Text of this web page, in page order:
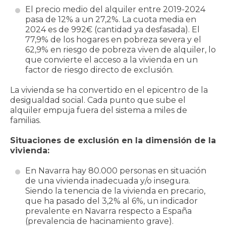
El precio medio del alquiler entre 2019-2024
pasa de 12% a un 27,2%. La cuota media en
2024 es de 992€ (cantidad ya desfasada). El
77,9% de los hogares en pobreza severa y el
62,9% en riesgo de pobreza viven de alquiler, lo
que convierte el acceso a la vivienda en un
factor de riesgo directo de exclusión.
La vivienda se ha convertido en el epicentro de la
desigualdad social. Cada punto que sube el
alquiler empuja fuera del sistema a miles de
familias.
Situaciones de exclusión en la dimensión de la
vivienda:
En Navarra hay 80.000 personas en situación
de una vivienda inadecuada y/o insegura.
Siendo la tenencia de la vivienda en precario,
que ha pasado del 3,2% al 6%, un indicador
prevalente en Navarra respecto a España
(prevalencia de hacinamiento grave).